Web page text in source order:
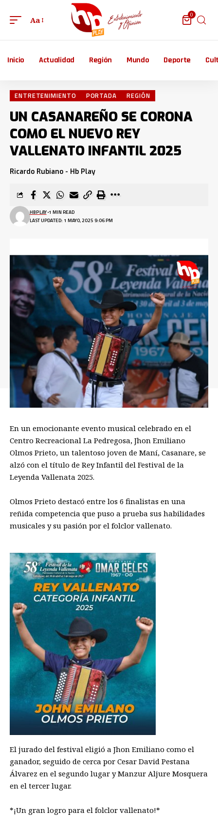
Aa
0
Inicio Actualidad Región Mundo Deporte
ENTRETENIMIENTO PORTADA REGIÓN
UN CASANAREÑO SE CORONA
COMO EL NUEVO REY
VALLENATO INFANTIL 2025
Ricardo Rubiano - Hb Play
LAST UPDATED: 1 MAYO, 2025 9:06 PM
HBPLAY 1 MIN READ
En un emocionante evento musical celebrado en el
Centro Recreacional La Pedregosa, Jhon Emiliano
Olmos Prieto, un talentoso joven de Maní, Casanare, se
alzó con el título de Rey Infantil del Festival de la
Leyenda Vallenata 2025.
Olmos Prieto destacó entre los 6 finalistas en una
reñida competencia que puso a prueba sus habilidades
musicales y su pasión por el folclor vallenato.
El jurado del festival eligió a Jhon Emiliano como el
ganador, seguido de cerca por Cesar David Pestana
Álvarez en el segundo lugar y Manzur Aljure Mosquera
en el tercer lugar.
*¡Un gran logro para el folclor vallenato!*